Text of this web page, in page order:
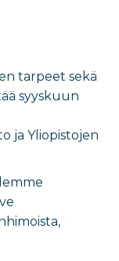
tarpeet sekä
syyskuun
ja Yliopistojen